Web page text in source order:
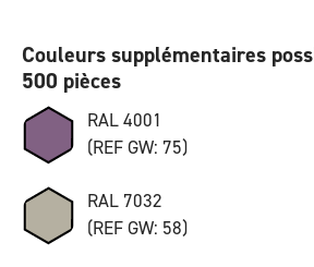
Couleurs supplémentaires
500 pièces
RAL 4001
(REF GW: 75)
RAL 7032
(REF GW: 58)